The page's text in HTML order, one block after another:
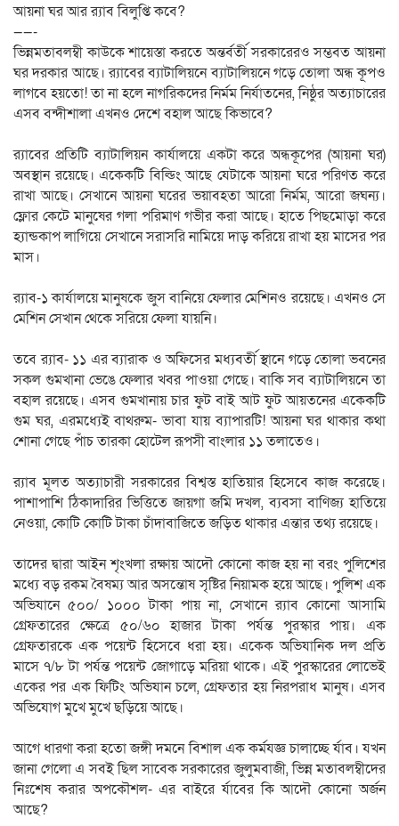
আয়না ঘর আর র‍্যাব বিলুপ্তি কবে?
——-
ভিন্নমতাবলম্বী কাউকে শায়েস্তা করতে অন্তর্বর্তী সরকারেরও সম্ভবত আয়না
ঘর দরকার আছে। র‍্যাবের ব্যাটালিয়নে ব্যাটালিয়নে গড়ে তোলা অন্ধ কূপও
লাগবে হয়তো! তা না হলে নাগরিকদের নির্মম নির্যাতনের, নিষ্ঠুর অত্যাচারের
এসব বন্দীশালা এখনও দেশে বহাল আছে কিভাবে?
র‍্যাবের প্রতিটি ব্যাটালিয়ন কার্যালয়ে একটা করে অন্ধকূপের (আয়না ঘর)
অবস্থান রয়েছে। একেকটি বিল্ডিং আছে যেটাকে আয়না ঘরে পরিণত করে
রাখা আছে। সেখানে আয়না ঘরের ভয়াবহতা আরো নির্মম, আরো জঘন্য।
ফ্লোর কেটে মানুষের গলা পরিমাণ গভীর করা আছে। হাতে পিছমোড়া করে
হ্যান্ডকাপ লাগিয়ে সেখানে সরাসরি নামিয়ে দাড় করিয়ে রাখা হয় মাসের পর
মাস।
র‍্যাব-১ কার্যালয়ে মানুষকে জুস বানিয়ে ফেলার মেশিনও রয়েছে। এখনও সে
মেশিন সেখান থেকে সরিয়ে ফেলা যায়নি।
তবে র‍্যাব- ১১ এর ব্যারাক ও অফিসের মধ্যবর্তী স্থানে গড়ে তোলা ভবনের
সকল গুমখানা ভেঙে ফেলার খবর পাওয়া গেছে। বাকি সব ব্যাটালিয়নে তা
বহাল রয়েছে। এসব গুমখানায় চার ফুট বাই আট ফুট আয়তনের একেকটি
গুম ঘর, এরমধ্যেই বাথরুম- ভাবা যায় ব্যাপারটি! আয়না ঘর থাকার কথা
শোনা গেছে পাঁচ তারকা হোটেল রূপসী বাংলার ১১ তলাতেও।
র‍্যাব মূলত অত্যাচারী সরকারের বিশ্বস্ত হাতিয়ার হিসেবে কাজ করেছে।
পাশাপাশি ঠিকাদারির ভিত্তিতে জায়গা জমি দখল, ব্যবসা বাণিজ্য হাতিয়ে
নেওয়া, কোটি কোটি টাকা চাঁদাবাজিতে জড়িত থাকার এন্তার তথ্য রয়েছে।
তাদের দ্বারা আইন শৃংখলা রক্ষায় আদৌ কোনো কাজ হয় না বরং পুলিশের
মধ্যে বড় রকম বৈষম্য আর অসন্তোষ সৃষ্টির নিয়ামক হয়ে আছে। পুলিশ এক
অভিযানে ৫০০/ ১০০০ টাকা পায় না, সেখানে র‍্যাব কোনো আসামি
গ্রেফতারের ক্ষেত্রে ৫০/৬০ হাজার টাকা পর্যন্ত পুরস্কার পায়। এক
গ্রেফতারকে এক পয়েন্ট হিসেবে ধরা হয়। একেক অভিযানিক দল প্রতি
মাসে ৭/৮ টা পর্যন্ত পয়েন্ট জোগাড়ে মরিয়া থাকে। এই পুরস্কারের লোভেই
একের পর এক ফিটিং অভিযান চলে, গ্রেফতার হয় নিরপরাধ মানুষ। এসব
অভিযোগ মুখে মুখে ছড়িয়ে আছে।
আগে ধারণা করা হতো জঙ্গী দমনে বিশাল এক কর্মযজ্ঞ চালাচ্ছে র্যাব। যখন
জানা গেলো এ সবই ছিল সাবেক সরকারের জুলুমবাজী, ভিন্ন মতাবলম্বীদের
নিঃশেষ করার অপকৌশল- এর বাইরে র্যাবের কি আদৌ কোনো অর্জন
আছে?